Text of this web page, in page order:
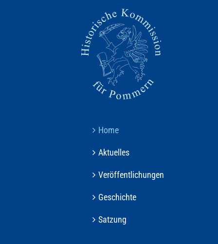
Home
Aktuelles
Veröffentlichungen
Geschichte
Satzung